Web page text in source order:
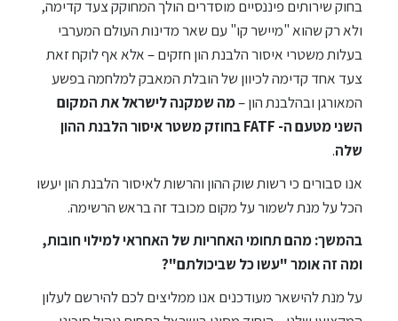
בחוק שירותים פיננסיים מוסדרים הולך המחוקק צעד קדימה,
ולא רק שהוא "מיישר קו" עם שאר מדינות העולם המערבי
בעלות משטרי איסור הלבנת הון חזקים – אלא אף לוקח זאת
צעד אחד קדימה לכיוון של הובלת המאבק למלחמה בפשע
המאורגן ובהלבנת הון –מה שמקנה לישראל את המקום
השני מטעם ה- FATF בחוזק משטר איסור הלבנת ההון
שלה.
אנו סבורים כי רשות שוק ההון והרשות לאיסור הלבנת הון יעשו
הכל על מנת לשמור על מקום מכובד זה בראש הרשימה.
בהמשך: מהם תחומי האחריות של האחראי למילוי חובות,
ומה זה אומר "עשו כל שביכולתם"?
על מנת להישאר מעודכנים אנו ממליצים לכם להירשם לעלון